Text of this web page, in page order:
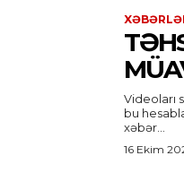
Videoları
bu hesablara abone ol
xəbər...
16 Ekim